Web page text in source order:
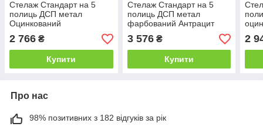
Стелаж Стандарт на 5
полиць ДСП метал
Оцинкований
2400х1000х400 мм
(Меткас-ТМ)
2 766 ₴
Купити
Стелаж Стандарт на 5
полиць ДСП метал
фарбований Антрацит
2400х1000х500 мм
(Меткас-ТМ)
3 576₴
Купити
2
Про нас
98% позитивних з 182 відгуків за рік